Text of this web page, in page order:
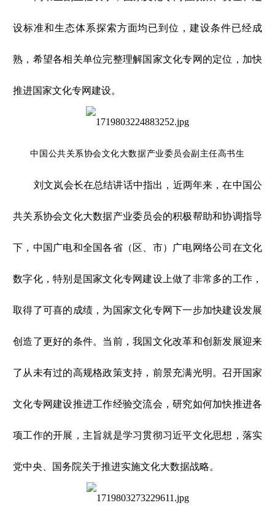
设标准和生态体系探索方面均已到位，建设条件已经成
熟，希望各相关单位完整理解国家文化专网的定位，加快
推进国家文化专网建设。
中国公共关系协会文化大数据产业委员会副主任高书生
刘文岚会长在总结讲话中指出，近两年来，在中国公
共关系协会文化大数据产业委员会的积极帮助和协调指导
下，中国广电和全国各省（区、市）广电网络公司在文化
数字化，特别是国家文化专网建设上做了非常多的工作，
取得了可喜的成绩，为国家文化专网下一步加快建设发展
创造了更好的条件。当前，我国文化改革和创新发展迎来
了从未有过的高规格政策支持，前景充满光明。召开国家
文化专网建设推进工作经验交流会，研究如何加快推进各
项工作的开展，主旨就是学习贯彻习近平文化思想，落实
党中央、国务院关于推进实施文化大数据战略。